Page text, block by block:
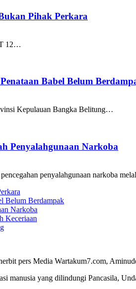
Pihak Perkara
12…
Babel Belum
Kepulauan Bangka Belitung…
Penyalahgunaan Narkoba
penyalahgunaan narkoba
Belum Berdampak
Narkoba
Keceriaan
pers Media Wartakum7.com,
manusia yang dilindungi Pancasila,